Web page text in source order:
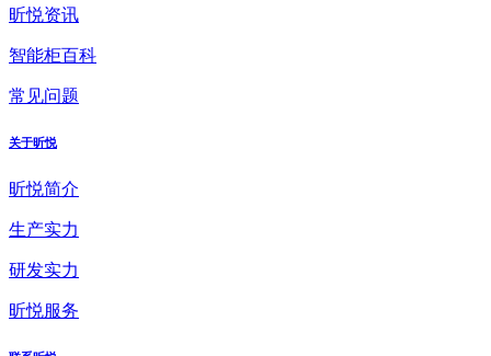
昕悦资讯
智能柜百科
常见问题
关于昕悦
昕悦简介
生产实力
研发实力
昕悦服务